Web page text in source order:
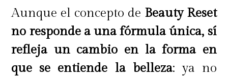
Powder para difuminar tus poros al
instante, fijar el maquillaje y
controlar el brillo durante todo el
día.
Aunque el concepto de Beauty Reset
no responde a una fórmula única, sí
refleja un cambio en la forma en
que se entiende la belleza: ya no